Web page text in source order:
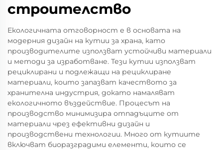
строителство
Екологичната отговорност е в основата на
модерния дизайн на кутии за храна, като
производителите използват устойчиви материали
и методи за изработване. Тези кутии използват
рециклирани и подлежащи на рециклиране
материали, които запазват качеството за
хранителна индустрия, докато намаляват
екологичното въздействие. Процесът на
производство минимизира отпадъците от
материали чрез ефективни дизайн и
производствени технологии. Много от кутиите
включват биоразградими елементи, които се